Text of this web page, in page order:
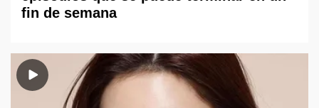
fin de semana